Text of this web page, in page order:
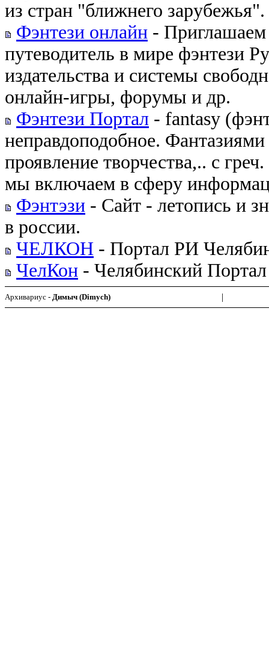
из стран "ближнего зарубежья".
Фэнтези онлайн -
путеводитель в мире фэнтези
издательства и системы
онлайн-игры, форумы и др.
Фэнтези Портал - fantasy
неправдоподобное.
проявление творчества,.. с
мы включаем в сферу
Фэнтэзи - Сайт - летопись и
в россии.
ЧЕЛКОН - Портал РИ
ЧелКон - Челябинский
Архивариус - Димыч (Dimych) |